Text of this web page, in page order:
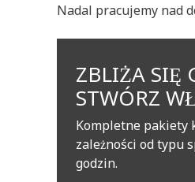
Nadal pracujemy nad
ZBLIŻA SIĘ
STWÓRZ
Kompletne pakiety
zależności od typu
godzin.